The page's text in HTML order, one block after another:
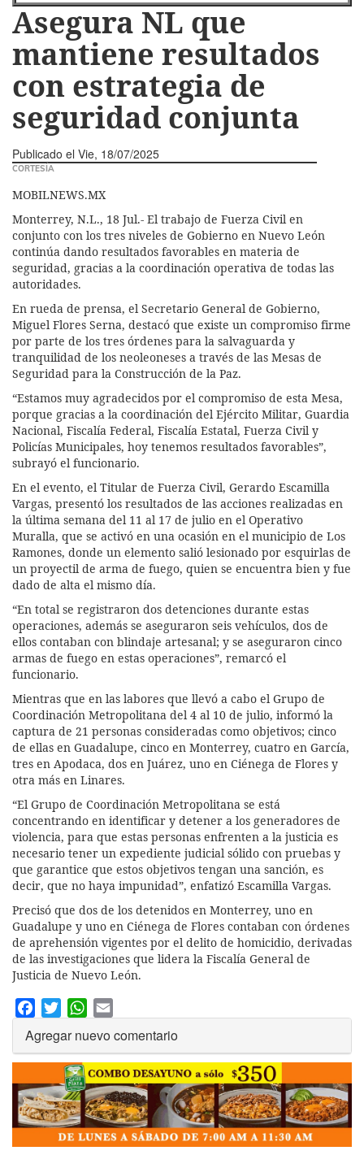
Asegura NL que
mantiene resultados
con estrategia de
seguridad conjunta
Publicado el Vie, 18/07/2025
CORTESÍA
MOBILNEWS.MX
Monterrey, N.L., 18 Jul.- El trabajo de Fuerza Civil en
conjunto con los tres niveles de Gobierno en Nuevo León
continúa dando resultados favorables en materia de
seguridad, gracias a la coordinación operativa de todas las
autoridades.
En rueda de prensa, el Secretario General de Gobierno,
Miguel Flores Serna, destacó que existe un compromiso firme
por parte de los tres órdenes para la salvaguarda y
tranquilidad de los neoleoneses a través de las Mesas de
Seguridad para la Construcción de la Paz.
“Estamos muy agradecidos por el compromiso de esta Mesa,
porque gracias a la coordinación del Ejército Militar, Guardia
Nacional, Fiscalía Federal, Fiscalía Estatal, Fuerza Civil y
Policías Municipales, hoy tenemos resultados favorables”,
subrayó el funcionario.
En el evento, el Titular de Fuerza Civil, Gerardo Escamilla
Vargas, presentó los resultados de las acciones realizadas en
la última semana del 11 al 17 de julio en el Operativo
Muralla, que se activó en una ocasión en el municipio de Los
Ramones, donde un elemento salió lesionado por esquirlas de
un proyectil de arma de fuego, quien se encuentra bien y fue
dado de alta el mismo día.
“En total se registraron dos detenciones durante estas
operaciones, además se aseguraron seis vehículos, dos de
ellos contaban con blindaje artesanal; y se aseguraron cinco
armas de fuego en estas operaciones”, remarcó el
funcionario.
Mientras que en las labores que llevó a cabo el Grupo de
Coordinación Metropolitana del 4 al 10 de julio, informó la
captura de 21 personas consideradas como objetivos; cinco
de ellas en Guadalupe, cinco en Monterrey, cuatro en García,
tres en Apodaca, dos en Juárez, uno en Ciénega de Flores y
otra más en Linares.
“El Grupo de Coordinación Metropolitana se está
concentrando en identificar y detener a los generadores de
violencia, para que estas personas enfrenten a la justicia es
necesario tener un expediente judicial sólido con pruebas y
que garantice que estos objetivos tengan una sanción, es
decir, que no haya impunidad”, enfatizó Escamilla Vargas.
Precisó que dos de los detenidos en Monterrey, uno en
Guadalupe y uno en Ciénega de Flores contaban con órdenes
de aprehensión vigentes por el delito de homicidio, derivadas
de las investigaciones que lidera la Fiscalía General de
Justicia de Nuevo León.
Facebook
TwitterWhatsApp
Agregar nuevo comentario